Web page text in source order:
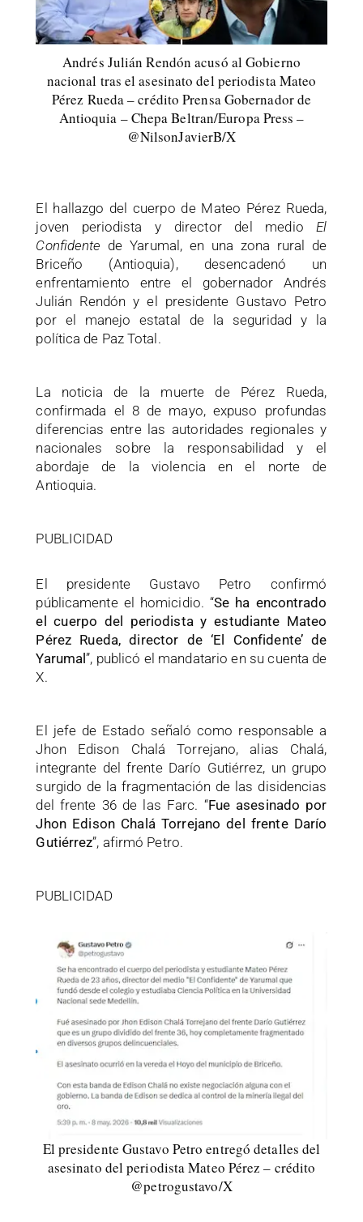
Andrés Julián Rendón acusó al Gobierno
nacional tras el asesinato del periodista Mateo
Pérez Rueda – crédito Prensa Gobernador de
Antioquia – Chepa Beltran/Europa Press –
@NilsonJavierB/X
El hallazgo del cuerpo de Mateo Pérez Rueda,
joven periodista y director del medio El
Confidente de Yarumal, en una zona rural de
Briceño (Antioquia), desencadenó un
enfrentamiento entre el gobernador Andrés
Julián Rendón y el presidente Gustavo Petro
por el manejo estatal de la seguridad y la
política de Paz Total.
La noticia de la muerte de Pérez Rueda,
confirmada el 8 de mayo, expuso profundas
diferencias entre las autoridades regionales y
nacionales sobre la responsabilidad y el
abordaje de la violencia en el norte de
Antioquia.
PUBLICIDAD
El presidente Gustavo Petro confirmó
públicamente el homicidio. “Se ha encontrado
el cuerpo del periodista y estudiante Mateo
Pérez Rueda, director de ‘El Confidente’ de
Yarumal”, publicó el mandatario en su cuenta de
X.
El jefe de Estado señaló como responsable a
Jhon Edison Chalá Torrejano, alias Chalá,
integrante del frente Darío Gutiérrez, un grupo
surgido de la fragmentación de las disidencias
del frente 36 de las Farc. “Fue asesinado por
Jhon Edison Chalá Torrejano del frente Darío
Gutiérrez”, afirmó Petro.
PUBLICIDAD
El presidente Gustavo Petro entregó detalles del
asesinato del periodista Mateo Pérez – crédito
@petrogustavo/X